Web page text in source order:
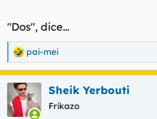
"Dos", dice...
R
e
a
c
c
i
pai-mei
Sheik Yerbouti
Frikazo